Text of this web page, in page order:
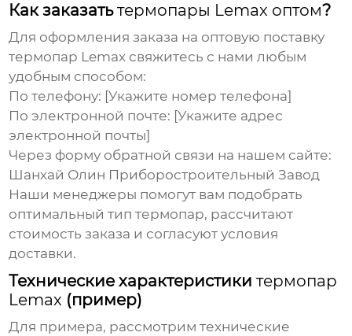
Как заказатьтермопары Lemax оптом?
Для оформления заказа на оптовую поставку
термопар Lemax свяжитесь с нами любым
удобным способом:
По телефону: [Укажите номер телефона]
По электронной почте: [Укажите адрес
электронной почты]
Через форму обратной связи на нашем сайте:
Шанхай Олин Приборостроительный Завод
Наши менеджеры помогут вам подобрать
оптимальный тип термопар, рассчитают
стоимость заказа и согласуют условия
доставки.
Технические характеристикитермопар
Lemax (пример)
Для примера, рассмотрим технические